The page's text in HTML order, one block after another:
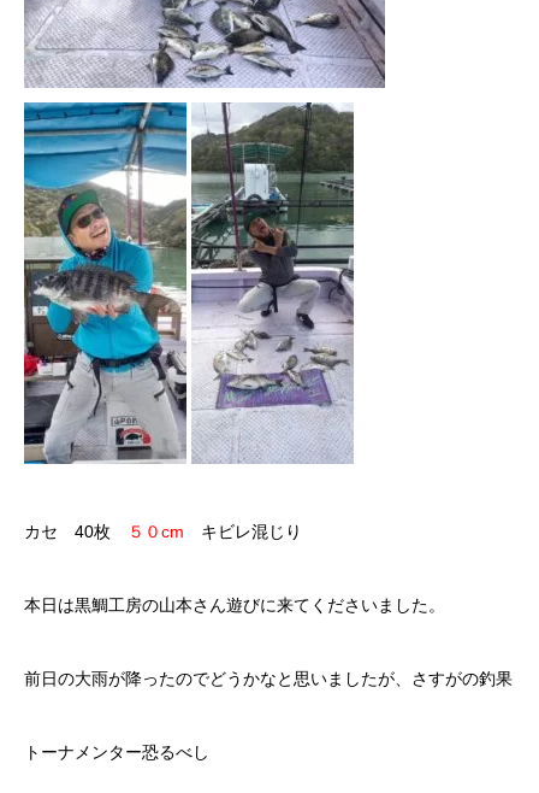
カセ 40枚 ５０cm キビレ混じり
本日は黒鯛工房の山本さん遊びに来てくださいました。
前日の大雨が降ったのでどうかなと思いましたが、さすがの釣果
トーナメンター恐るべし